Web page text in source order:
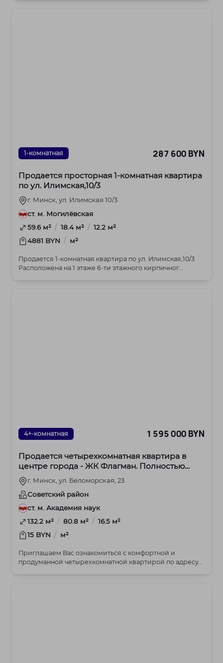
1-комнатная 287 600 BYN
Продается просторная 1-комнатная квартира
по ул. Илимская,10/3
г. Минск, ул. Илимская 10/3
ст. м. Могилёвская
59.6 м² / 18.4 м² / 12.2 м²
4881 BYN / м²
Продается 1-комнатная квартира по ул. Илимская,10/3
Расположена на 1 этаже 6-ти этажного кирпичног...
4+-комнатная 1 595 000 BYN
Продается четырехкомнатная квартира в
центре города - ЖК Флагман. Полностью
готова к проживанию!
г. Минск, ул. Беломорская, 23
Советский район
ст. м. Академия наук
132.2 м² / 80.8 м² / 16.5 м²
15 BYN / м²
Приглашаем Вас ознакомиться с комфортной и
продуманной четырехкомнатной квартирой по адресу